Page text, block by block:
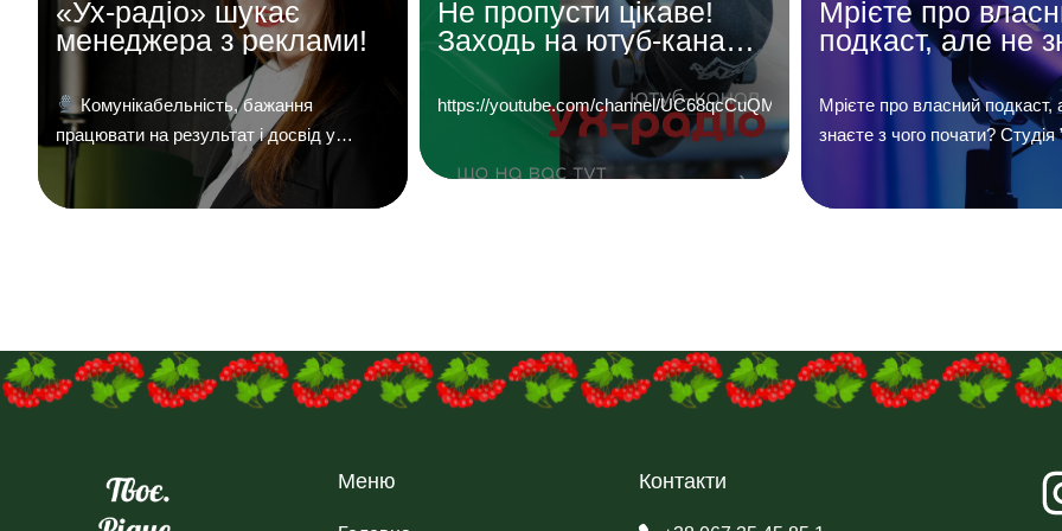
«Ух-радіо» шукає
менеджера з реклами!
Комунікабельність, бажання
працювати на результат і досвід у
продажах — плюс.
Надсилайте ваші
Не пропусти цікаве!
Заходь на ютуб-канал
«УХ Радіо 101,1 фм»
https://youtube.com/channel/UC68qcCuQM5JP_UQNdBPV50w…
Мрієте про
подкаст, але не
з чого почати?
Мрієте про власний подкаст,
знаєте з чого почати? Студія
подкаст” допоможе Вам.
мікрофони, акустика
пишіть нам на Telegram (067-
Facebook
Меню Контакти